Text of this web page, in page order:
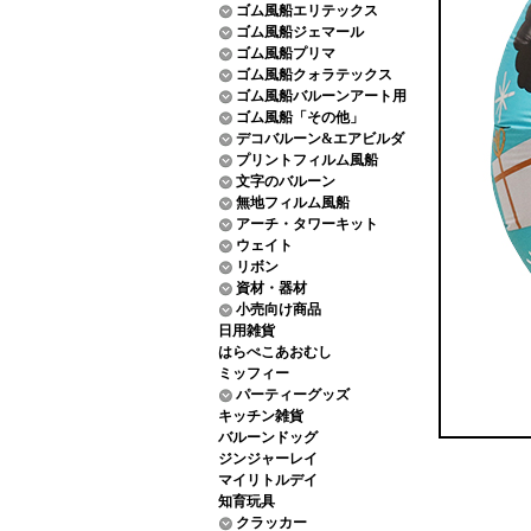
ゴム風船エリテックス
ゴム風船ジェマール
ゴム風船プリマ
ゴム風船クォラテックス
ゴム風船バルーンアート用
ゴム風船「その他」
デコバルーン&エアビルダ
プリントフィルム風船
文字のバルーン
無地フィルム風船
アーチ・タワーキット
ウェイト
リボン
資材・器材
小売向け商品
日用雑貨
はらぺこあおむし
ミッフィー
パーティーグッズ
キッチン雑貨
バルーンドッグ
ジンジャーレイ
マイリトルデイ
知育玩具
クラッカー